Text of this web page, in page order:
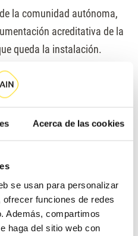
Acerca de las cookies
se usan para personalizar
funciones de redes
Además, compartimos
haga del sitio web con
la comunidad autónoma,
acreditativa de la
queda la instalación.
rescindir el contrato de
del
de
la ITC?
RD 355/2024, una empresa
el servicio de